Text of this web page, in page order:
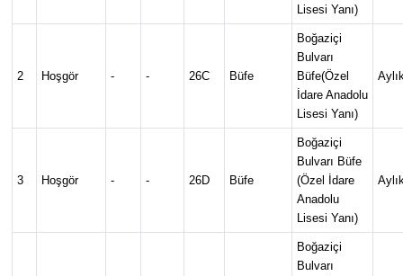
Lisesi Yanı)
2 Hoşgör - - 26C Büfe
Boğaziçi
Bulvarı
Büfe(Özel
İdare Anadolu
Lisesi Yanı)
3 Hoşgör - - 26D Büfe
Boğaziçi
Bulvarı Büfe
(Özel İdare
Anadolu
Lisesi Yanı)
Boğaziçi
Bulvarı